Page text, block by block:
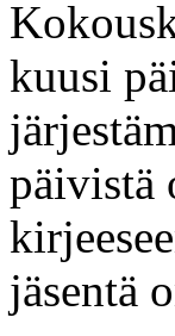
kuusi
päivistä
jäsentä